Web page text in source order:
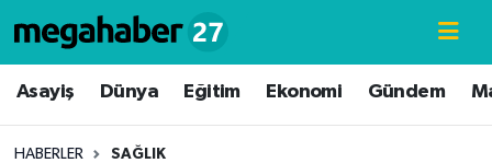
Asayiş Dünya Eğitim Ekonomi Gündem
HABERLER SAĞLIK
Hava Durumu